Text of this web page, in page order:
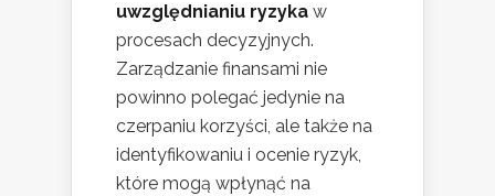
uwzględnianiu ryzyka w
procesach decyzyjnych.
Zarządzanie finansami nie
powinno polegać jedynie na
czerpaniu korzyści, ale także na
identyfikowaniu i ocenie ryzyk,
które mogą wpłynąć na